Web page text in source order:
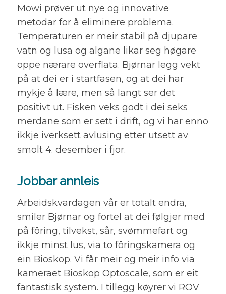
Mowi prøver ut nye og innovative
metodar for å eliminere problema.
Temperaturen er meir stabil på djupare
vatn og lusa og algane likar seg høgare
oppe nærare overflata. Bjørnar legg vekt
på at dei er i startfasen, og at dei har
mykje å lære, men så langt ser det
positivt ut. Fisken veks godt i dei seks
merdane som er sett i drift, og vi har enno
ikkje iverksett avlusing etter utsett av
smolt 4. desember i fjor.
Jobbar annleis
Arbeidskvardagen vår er totalt endra,
smiler Bjørnar og fortel at dei følgjer med
på fôring, tilvekst, sår, svømmefart og
ikkje minst lus, via to fôringskamera og
ein Bioskop. Vi får meir og meir info via
kameraet Bioskop Optoscale, som er eit
fantastisk system. I tillegg køyrer vi ROV